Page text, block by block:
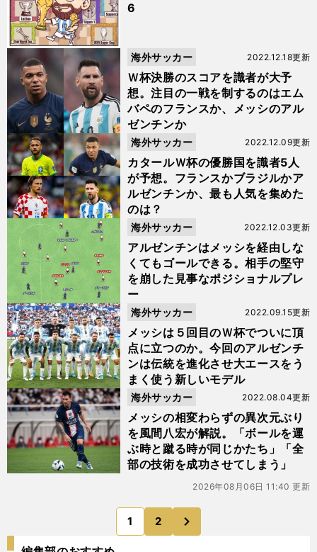
6
Ｗ杯決勝のスコアを識者が大予
想。注目の一戦を制するのはエム
バペのフランスか、メッシのアル
ゼンチンか
2022.12.18更新
海外サッカー
カタールＷ杯の優勝国を識者5人
が予想。フランスかブラジルかア
ルゼンチンか、最も人気を集めた
のは？
2022.12.09更新
海外サッカー
アルゼンチンはメッシを経由しな
くてもゴールできる。相手の堅守
を崩した見事なポジショナルプレ
ー
2022.12.03更新
海外サッカー
メッシは５回目のＷ杯でついに頂
点に立つのか。今回のアルゼンチ
ンは伝統を進化させ大エースをう
まく使う新しいモデル
2022.09.15更新
海外サッカー
メッシの相変わらずの異次元ぶり
を風間八宏が解説。「ボールを運
ぶ時と蹴る時が同じかたち」「全
部の技術を成功させてしまう」
2022.08.04更新
海外サッカー
2026年08月06日 11:40 更新
1 2